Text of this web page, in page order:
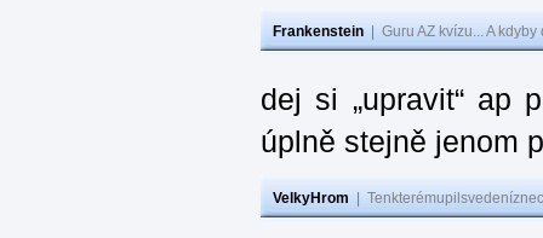
Frankenstein Guru AZ kvízu... A
dej si „upravit“ ap
úplně stejně jenom
VelkyHrom